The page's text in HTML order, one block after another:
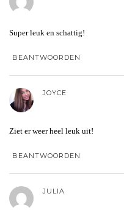
Super leuk en schattig!
BEANTWOORDEN
JOYCE
Ziet er weer heel leuk uit!
BEANTWOORDEN
JULIA